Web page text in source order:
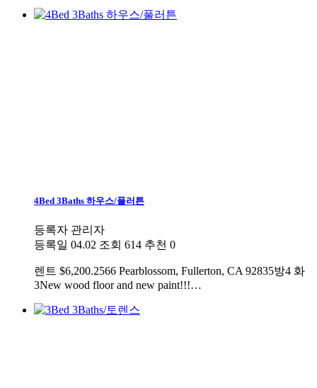
4Bed 3Baths 하우스/풀러튼
등록자 관리자
등록일 04.02 조회 614 추천 0
렌트 $6,200.2566 Pearblossom, Fullerton, CA 92835방4 화
3New wood floor and new paint!!!…